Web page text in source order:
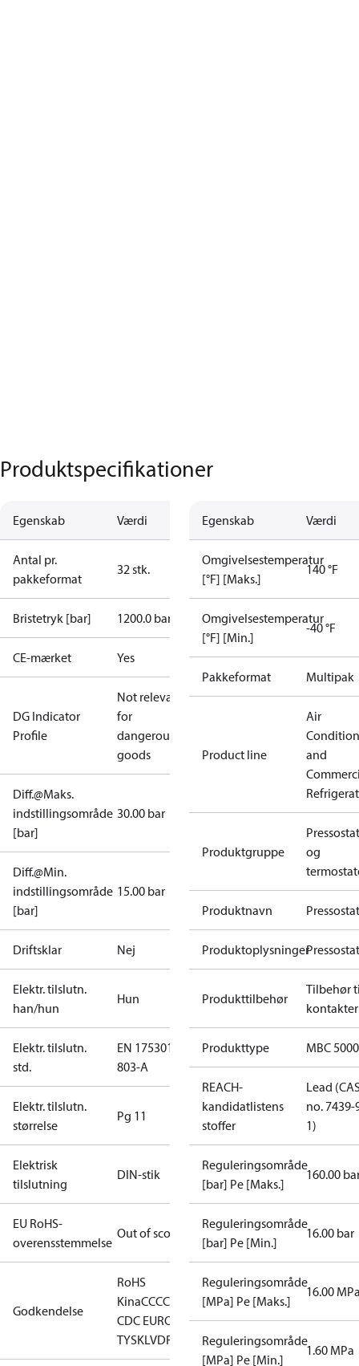
Produktspecifikationer
Egenskab Værdi
Antal pr.
pakkeformat
32 stk.
Bristetryk [bar] 1200.0 bar
CE-mærket Yes
DG Indicator
Profile
Not relevant
for
dangerous
goods
Diff.@Maks.
indstillingsområde
[bar]
30.00 bar
Diff.@Min.
indstillingsområde
[bar]
15.00 bar
Driftsklar Nej
Elektr. tilslutn.
han/hun
Hun
Elektr. tilslutn.
std.
EN 175301-
803-A
Elektr. tilslutn.
størrelse
Pg 11
Elektrisk
tilslutning
DIN-stik
EU RoHS-
overensstemmelse
Out of scope
Godkendelse
RoHS
KinaCCCCE
LLC
CDC EURO-
TYSKLVDRoHS
Egenskab Værdi
Omgivelsestemperatur
[°F] [Maks.]
140 °F
Omgivelsestemperatur
[°F] [Min.]
-40 °F
Pakkeformat Multipak
Product line
Air
and
Produktgruppe
og
Produktnavn Pressostat
ProduktoplysningerPressostat
Produkttilbehør
Tilbehør
kontakter
Produkttype MBC 5000
REACH-
kandidatlistens
stoffer
Lead
no. 7439-
1)
Reguleringsområde
[bar] Pe [Maks.]
160.00
Reguleringsområde
[bar] Pe [Min.]
16.00 bar
Reguleringsområde
[MPa] Pe [Maks.]
16.00
Reguleringsområde
[MPa] Pe [Min.]
1.60 MPa